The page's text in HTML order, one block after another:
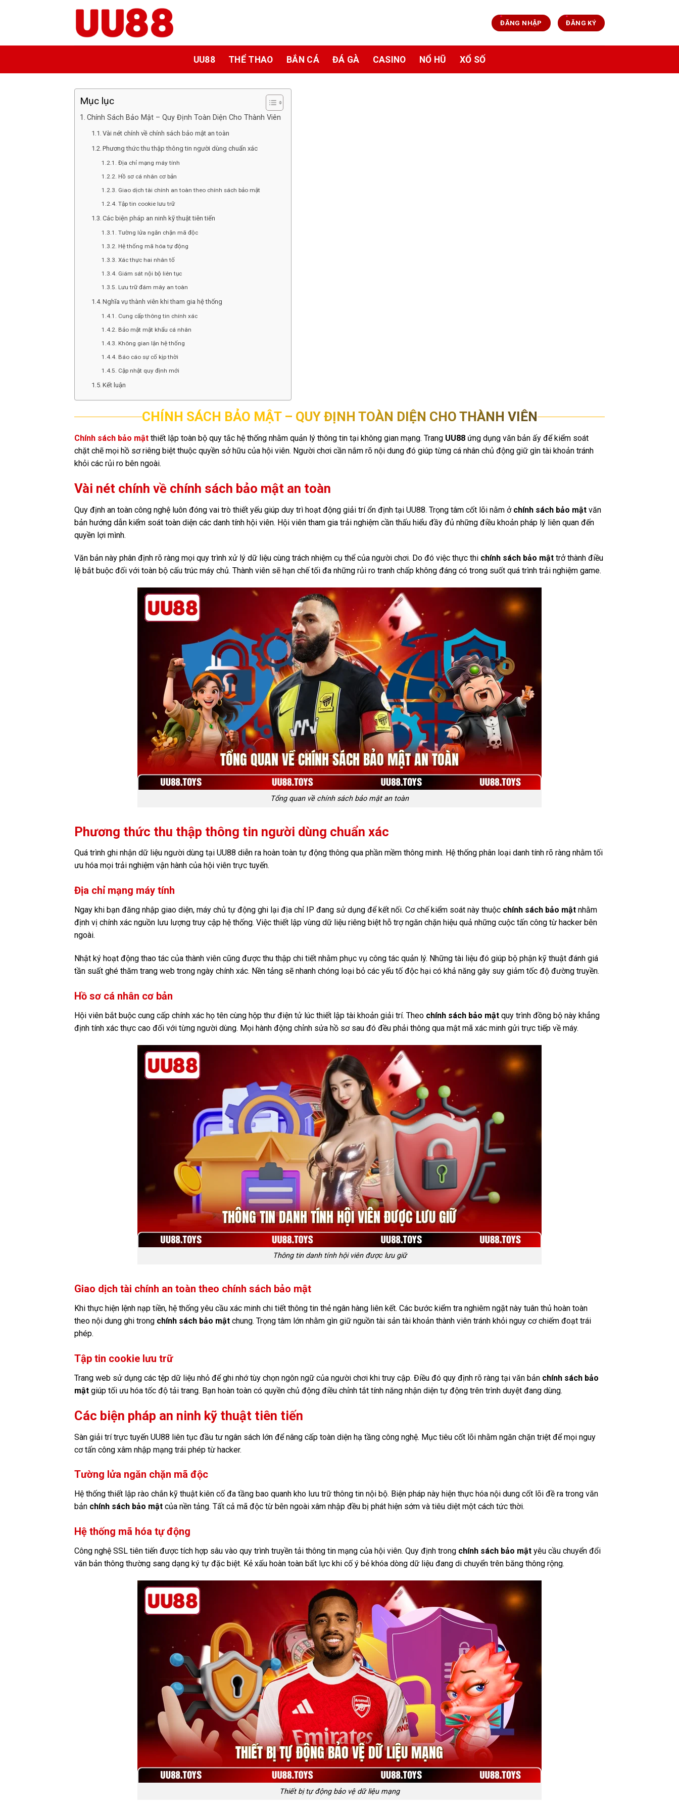
dung
ĐĂNG NHẬP ĐĂNG KÝ
UU88 THỂ THAO BẮN CÁ ĐÁ GÀ CASINO NỔ HŨ XỔ SỐ
Mục lục
Chính Sách Bảo Mật – Quy Định Toàn Diện Cho Thành Viên
Vài nét chính về chính sách bảo mật an toàn
Phương thức thu thập thông tin người dùng chuẩn xác
Địa chỉ mạng máy tính
Hồ sơ cá nhân cơ bản
Giao dịch tài chính an toàn theo chính sách bảo mật
Tập tin cookie lưu trữ
Các biện pháp an ninh kỹ thuật tiên tiến
Tường lửa ngăn chặn mã độc
Hệ thống mã hóa tự động
Xác thực hai nhân tố
Giám sát nội bộ liên tục
Lưu trữ đám mây an toàn
Nghĩa vụ thành viên khi tham gia hệ thống
Cung cấp thông tin chính xác
Bảo mật mật khẩu cá nhân
Không gian lận hệ thống
Báo cáo sự cố kịp thời
Cập nhật quy định mới
Kết luận
CHÍNH SÁCH BẢO MẬT – QUY ĐỊNH TOÀN DIỆN CHO THÀNH VIÊN
Chính sách bảo mật thiết lập toàn bộ quy tắc hệ thống nhằm quản lý thông tin tại không gian mạng. Trang UU88 ứng dụng văn bản ấy để kiểm soát
chặt chẽ mọi hồ sơ riêng biệt thuộc quyền sở hữu của hội viên. Người chơi cần nắm rõ nội dung đó giúp từng cá nhân chủ động giữ gìn tài khoản tránh
khỏi các rủi ro bên ngoài.
Vài nét chính về chính sách bảo mật an toàn
Quy định an toàn công nghệ luôn đóng vai trò thiết yếu giúp duy trì hoạt động giải trí ổn định tại UU88. Trọng tâm cốt lõi nằm ở chính sách bảo mật văn
bản hướng dẫn kiểm soát toàn diện các danh tính hội viên. Hội viên tham gia trải nghiệm cần thấu hiểu đầy đủ những điều khoản pháp lý liên quan đến
quyền lợi mình.
Văn bản này phân định rõ ràng mọi quy trình xử lý dữ liệu cùng trách nhiệm cụ thể của người chơi. Do đó việc thực thi chính sách bảo mật trở thành điều
lệ bắt buộc đối với toàn bộ cấu trúc máy chủ. Thành viên sẽ hạn chế tối đa những rủi ro tranh chấp không đáng có trong suốt quá trình trải nghiệm game.
Tổng quan về chính sách bảo mật an toàn
Phương thức thu thập thông tin người dùng chuẩn xác
Quá trình ghi nhận dữ liệu người dùng tại UU88 diễn ra hoàn toàn tự động thông qua phần mềm thông minh. Hệ thống phân loại danh tính rõ ràng nhằm tối
ưu hóa mọi trải nghiệm vận hành của hội viên trực tuyến.
Địa chỉ mạng máy tính
Ngay khi bạn đăng nhập giao diện, máy chủ tự động ghi lại địa chỉ IP đang sử dụng để kết nối. Cơ chế kiểm soát này thuộc chính sách bảo mật nhằm
định vị chính xác nguồn lưu lượng truy cập hệ thống. Việc thiết lập vùng dữ liệu riêng biệt hỗ trợ ngăn chặn hiệu quả những cuộc tấn công từ hacker bên
ngoài.
Nhật ký hoạt động thao tác của thành viên cũng được thu thập chi tiết nhằm phục vụ công tác quản lý. Những tài liệu đó giúp bộ phận kỹ thuật đánh giá
tần suất ghé thăm trang web trong ngày chính xác. Nền tảng sẽ nhanh chóng loại bỏ các yếu tố độc hại có khả năng gây suy giảm tốc độ đường truyền.
Hồ sơ cá nhân cơ bản
Hội viên bắt buộc cung cấp chính xác họ tên cùng hộp thư điện tử lúc thiết lập tài khoản giải trí. Theo chính sách bảo mật quy trình đồng bộ này khẳng
định tính xác thực cao đối với từng người dùng. Mọi hành động chỉnh sửa hồ sơ sau đó đều phải thông qua mật mã xác minh gửi trực tiếp về máy.
Thông tin danh tính hội viên được lưu giữ
Giao dịch tài chính an toàn theo chính sách bảo mật
Khi thực hiện lệnh nạp tiền, hệ thống yêu cầu xác minh chi tiết thông tin thẻ ngân hàng liên kết. Các bước kiểm tra nghiêm ngặt này tuân thủ hoàn toàn
theo nội dung ghi trong chính sách bảo mật chung. Trọng tâm lớn nhằm gìn giữ nguồn tài sản tài khoản thành viên tránh khỏi nguy cơ chiếm đoạt trái
phép.
Tập tin cookie lưu trữ
Trang web sử dụng các tệp dữ liệu nhỏ để ghi nhớ tùy chọn ngôn ngữ của người chơi khi truy cập. Điều đó quy định rõ ràng tại văn bản chính sách bảo
mật giúp tối ưu hóa tốc độ tải trang. Bạn hoàn toàn có quyền chủ động điều chỉnh tắt tính năng nhận diện tự động trên trình duyệt đang dùng.
Các biện pháp an ninh kỹ thuật tiên tiến
Sàn giải trí trực tuyến UU88 liên tục đầu tư ngân sách lớn để nâng cấp toàn diện hạ tầng công nghệ. Mục tiêu cốt lõi nhằm ngăn chặn triệt để mọi nguy
cơ tấn công xâm nhập mạng trái phép từ hacker.
Tường lửa ngăn chặn mã độc
Hệ thống thiết lập rào chắn kỹ thuật kiên cố đa tầng bao quanh kho lưu trữ thông tin nội bộ. Biện pháp này hiện thực hóa nội dung cốt lõi đề ra trong văn
bản chính sách bảo mật của nền tảng. Tất cả mã độc từ bên ngoài xâm nhập đều bị phát hiện sớm và tiêu diệt một cách tức thời.
Hệ thống mã hóa tự động
Công nghệ SSL tiên tiến được tích hợp sâu vào quy trình truyền tải thông tin mạng của hội viên. Quy định trong chính sách bảo mật yêu cầu chuyển đổi
văn bản thông thường sang dạng ký tự đặc biệt. Kẻ xấu hoàn toàn bất lực khi cố ý bẻ khóa dòng dữ liệu đang di chuyển trên băng thông rộng.
Thiết bị tự động bảo vệ dữ liệu mạng